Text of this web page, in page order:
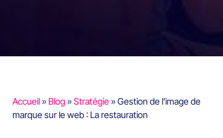
Accueil » Blog »Stratégie »Gestion de l’image de
marque sur le web : La restauration